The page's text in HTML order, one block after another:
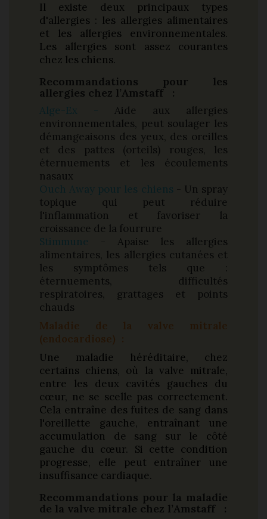
Il existe deux principaux types
d'allergies : les allergies alimentaires
et les allergies environnementales.
Les allergies sont assez courantes
chez les chiens.
Recommandations pour les
allergies chez l’Amstaff :
Alge-Ex -
Aide aux allergies
environnementales, peut soulager les
démangeaisons des yeux, des oreilles
et des pattes (orteils) rouges, les
éternuements et les écoulements
nasaux
Ouch Away pour les chiens - Un spray
topique qui peut réduire
l'inflammation et favoriser la
croissance de la fourrure
Stimmune
- Apaise les allergies
alimentaires, les allergies cutanées et
les symptômes tels que :
éternuements, difficultés
respiratoires, grattages et points
chauds
Maladie de la valve mitrale
(endocardiose) :
Une maladie héréditaire, chez
certains chiens, où la valve mitrale,
entre les deux cavités gauches du
cœur, ne se scelle pas correctement.
Cela entraîne des fuites de sang dans
l'oreillette gauche, entraînant une
accumulation de sang sur le côté
gauche du cœur. Si cette condition
progresse, elle peut entraîner une
insuffisance cardiaque.
Recommandations pour la maladie
de la valve mitrale chez l’Amstaff :